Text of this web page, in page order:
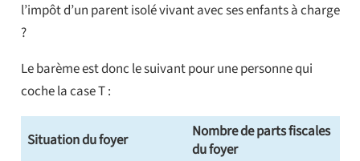
l’impôt d’un parent isolé vivant avec ses enfants à charge
?
Le barème est donc le suivant pour une personne qui
coche la case T :
Situation du foyer
Nombre de parts fiscales
du foyer